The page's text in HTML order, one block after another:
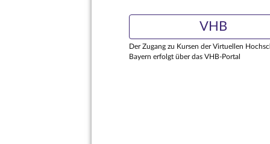
VHB
Der Zugang zu Kursen der Virtuellen
Bayern erfolgt über das VHB-Portal